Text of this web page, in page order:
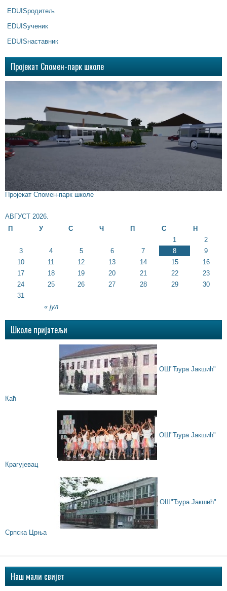
EDUISродитељ
EDUISученик
EDUISнаставник
Пројекат Спомен-парк школе
Пројекат Спомен-парк школе
АВГУСТ 2026.
П
У С Ч П С Н
« јул
1
2
3
4 5 6 7 8
9
10
11 12 13 14 15
16
17
18 19 20 21 22
23
24
25 26 27 28 29
30
31
Школе пријатељи
ОШ"Ђура Јакшић"
Каћ
ОШ"Ђура Јакшић"
Крагујевац
ОШ"Ђура Јакшић"
Српска Црња
Наш мали свијет